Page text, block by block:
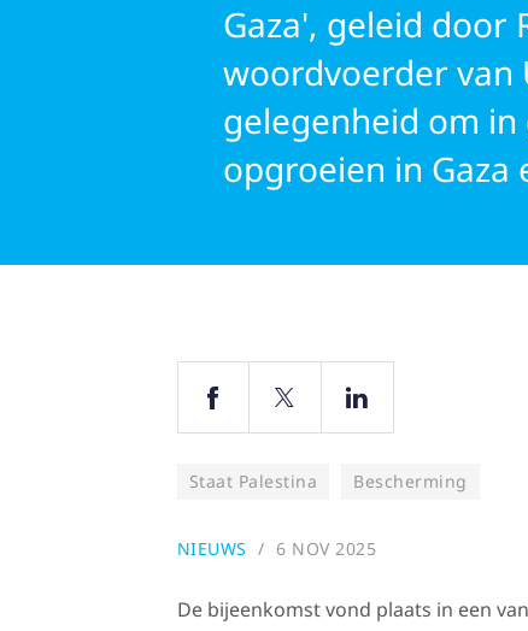
Gaza', geleid door
woordvoerder van
gelegenheid om
opgroeien in Gaza
Staat Palestina Bescherming
NIEUWS 6 NOV 2025
De bijeenkomst vond plaats in een